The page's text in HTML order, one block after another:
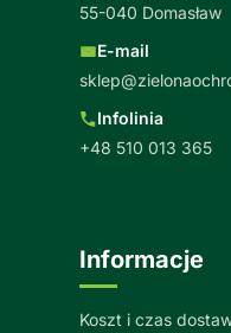
55-040 Domasław
E-mail
Infolinia
+48 510 013 365
Informacje
Koszt i czas